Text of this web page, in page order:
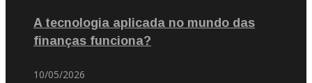
A tecnologia aplicada no mundo das
finanças funciona?
10/05/2026